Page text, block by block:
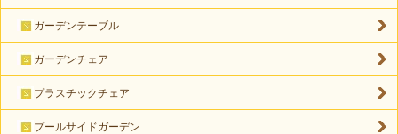
ガーデンテーブル
ガーデンチェア
プラスチックチェア
プールサイドガーデン